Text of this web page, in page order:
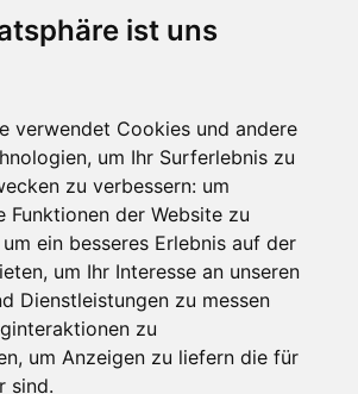
ist uns
verwendet Cookies und andere
um Ihr Surferlebnis zu
zu verbessern: um
Funktionen der Website zu
um ein besseres Erlebnis auf der
, um Ihr Interesse an unseren
Dienstleistungen zu messen
zu
, um Anzeigen zu liefern die für
sind.
Wellness
SKI APP
Ski APP für iOS und Android - Ein
und Schneefreaks!